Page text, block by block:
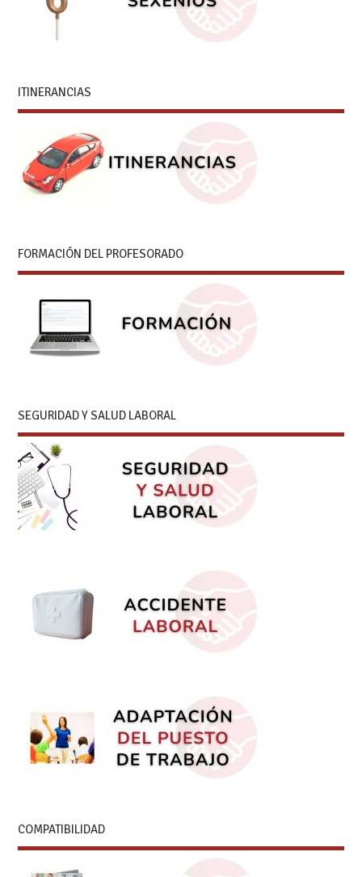
ITINERANCIAS
FORMACIÓN DEL PROFESORADO
SEGURIDAD Y SALUD LABORAL
COMPATIBILIDAD